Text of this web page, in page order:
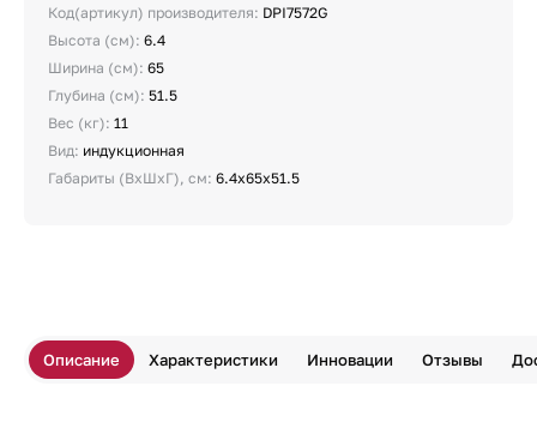
Код(артикул) производителя: DPI7572G
Высота (см): 6.4
Ширина (см): 65
Глубина (см): 51.5
Вес (кг): 11
Вид: индукционная
Габариты (ВхШхГ), см: 6.4x65x51.5
Описание Характеристики Инновации Отзывы